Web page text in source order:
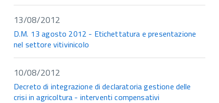
13/08/2012
D.M. 13 agosto 2012 - Etichettatura e presentazione
nel settore vitivinicolo
10/08/2012
Decreto di integrazione di declaratoria gestione delle
crisi in agricoltura - interventi compensativi